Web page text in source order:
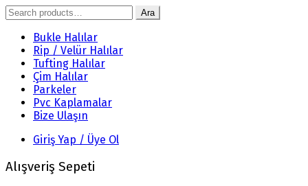
Search
for:
Ara
Bukle Halılar
Rip / Velür Halılar
Tufting Halılar
Çim Halılar
Parkeler
Pvc Kaplamalar
Bize Ulaşın
Giriş Yap / Üye Ol
Alışveriş Sepeti